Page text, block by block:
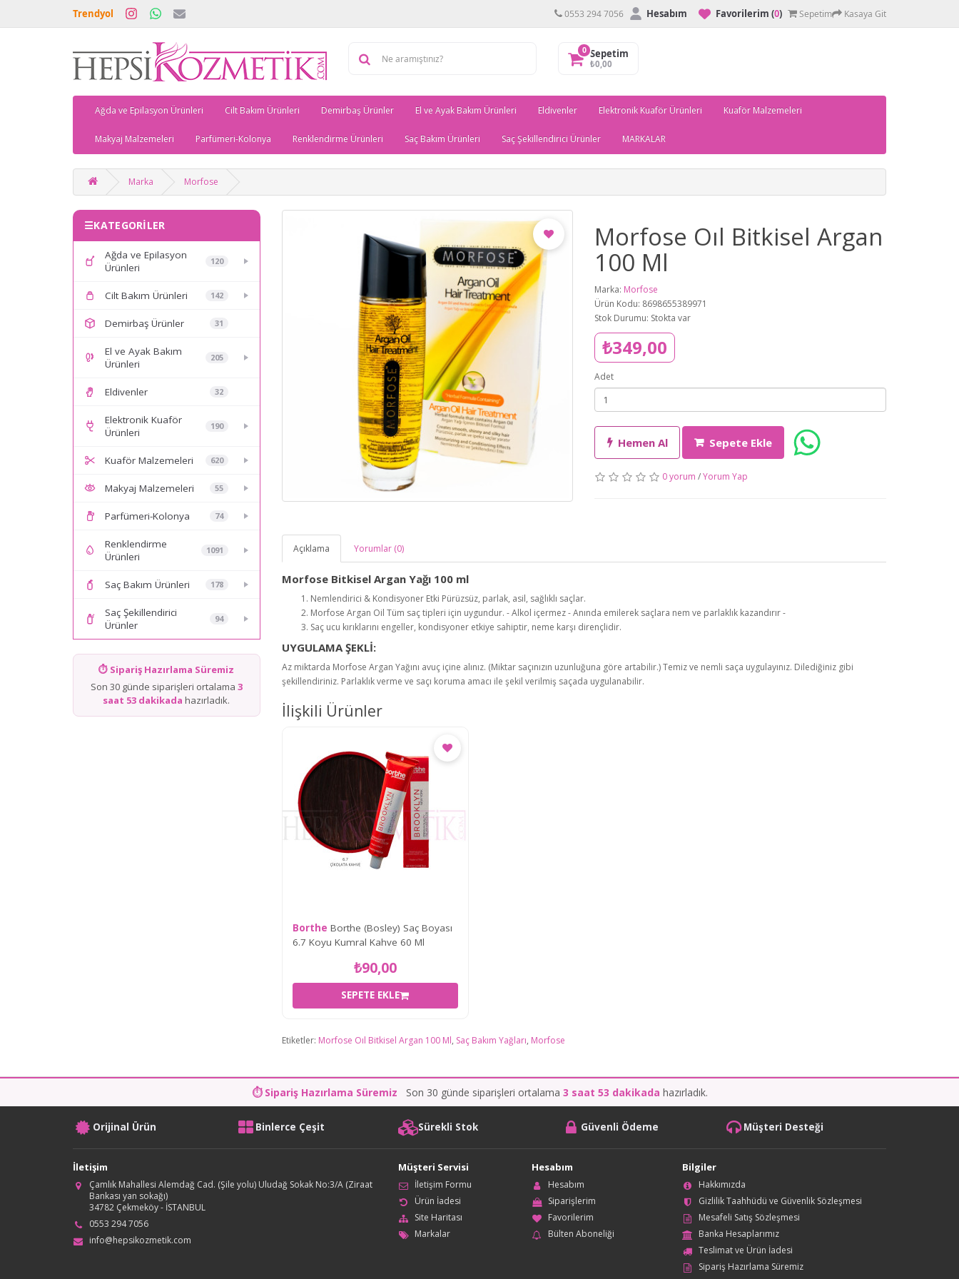
Trendyol 0553 294 7056 Hesabım Favorilerim (0) Sepetim Kasaya Git
0 Sepetim
₺0,00
Ağda ve Epilasyon Ürünleri Cilt Bakım Ürünleri Demirbaş Ürünler El ve Ayak Bakım Ürünleri Eldivenler Elektronik Kuaför Ürünleri Kuaför Malzemeleri
Makyaj Malzemeleri Parfümeri-Kolonya Renklendirme Ürünleri Saç Bakım Ürünleri Saç Şekillendirici Ürünler MARKALAR
Marka Morfose
KATEGORİLER
Ağda ve Epilasyon
Ürünleri
120
Cilt Bakım Ürünleri 142
Demirbaş Ürünler 31
El ve Ayak Bakım
Ürünleri
205
Eldivenler 32
Elektronik Kuaför
Ürünleri
190
Kuaför Malzemeleri 620
Makyaj Malzemeleri 55
Parfümeri-Kolonya 74
Renklendirme
Ürünleri
1091
Saç Bakım Ürünleri 178
Saç Şekillendirici
Ürünler
94
⏱ Sipariş Hazırlama Süremiz
Son 30 günde siparişleri ortalama 3
saat 53 dakikada hazırladık.
Morfose Oıl Bitkisel Argan
100 Ml
Marka: Morfose
Ürün Kodu: 8698655389971
Stok Durumu: Stokta var
₺349,00
Adet
Hemen Al Sepete Ekle
0 yorum /Yorum Yap
Açıklama Yorumlar (0)
Morfose Bitkisel Argan Yağı 100 ml
Nemlendirici & Kondisyoner Etki Pürüzsüz, parlak, asil, sağlıklı saçlar.
Morfose Argan Oil Tüm saç tipleri için uygundur. - Alkol içermez - Anında emilerek saçlara nem ve parlaklık kazandırır -
Saç ucu kırıklarını engeller, kondisyoner etkiye sahiptir, neme karşı dirençlidir.
UYGULAMA ŞEKLİ:
Az miktarda Morfose Argan Yağını avuç içine alınız. (Miktar saçınızın uzunluğuna göre artabilir.) Temiz ve nemli saça uygulayınız. Dilediğiniz gibi
şekillendiriniz. Parlaklık verme ve saçı koruma amacı ile şekil verilmiş saçada uygulanabilir.
İlişkili Ürünler
Borthe Borthe (Bosley) Saç Boyası
6.7 Koyu Kumral Kahve 60 Ml
₺90,00
SEPETE EKLE
Etiketler: Morfose Oıl Bitkisel Argan 100 Ml, Saç Bakım Yağları, Morfose
⏱ Sipariş Hazırlama Süremiz Son 30 günde siparişleri ortalama 3 saat 53 dakikada hazırladık.
Orijinal Ürün Binlerce Çeşit Sürekli Stok Güvenli Ödeme Müşteri Desteği
İletişim
Çamlık Mahallesi Alemdağ Cad. (Şile yolu) Uludağ Sokak No:3/A (Ziraat
Bankası yan sokağı)
34782 Çekmeköy - İSTANBUL
0553 294 7056
info@hepsikozmetik.com
Müşteri Servisi
İletişim Formu
Ürün İadesi
Site Haritası
Markalar
Hesabım
Hesabım
Siparişlerim
Favorilerim
Bülten Aboneliği
Bilgiler
Hakkımızda
Gizlilik Taahhüdü ve Güvenlik Sözleşmesi
Mesafeli Satış Sözleşmesi
Banka Hesaplarımız
Teslimat ve Ürün İadesi
Sipariş Hazırlama Süremiz